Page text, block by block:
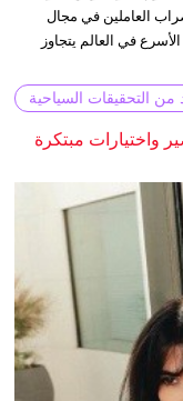
العاملين في مجال
في العالم يتجاوز
من التحقيقات السياحية
واختيارات مبتكرة